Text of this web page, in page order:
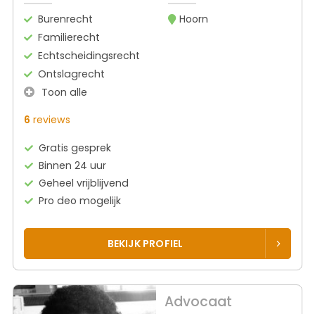
Burenrecht
Familierecht
Echtscheidingsrecht
Ontslagrecht
Toon alle
Hoorn
6 reviews
Gratis gesprek
Binnen 24 uur
Geheel vrijblijvend
Pro deo mogelijk
BEKIJK PROFIEL
Advocaat